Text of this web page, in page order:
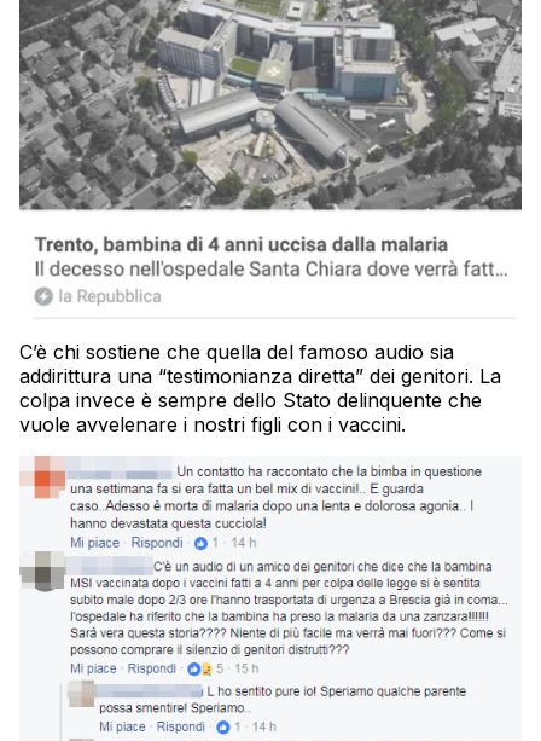
C’è chi sostiene che quella del famoso audio sia
addirittura una “testimonianza diretta” dei genitori. La
colpa invece è sempre dello Stato delinquente che
vuole avvelenare i nostri figli con i vaccini.